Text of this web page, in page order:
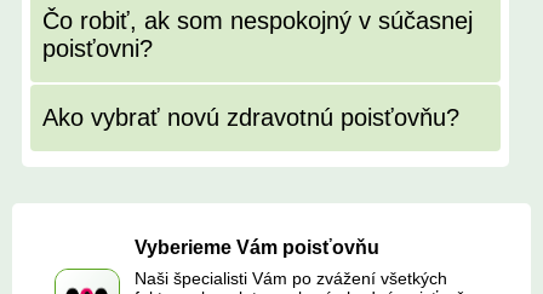
Čo robiť, ak som nespokojný v súčasnej
poisťovni?
Ako vybrať novú zdravotnú poisťovňu?
Vyberieme Vám poisťovňu
Naši špecialisti Vám po zvážení všetkých